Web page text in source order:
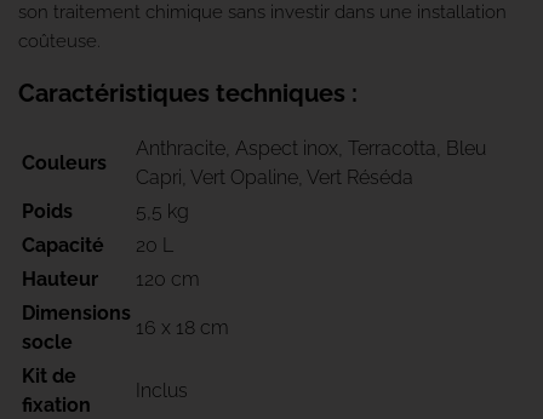
son traitement chimique sans investir dans une installation
coûteuse.
Caractéristiques techniques :
Couleurs
Anthracite, Aspect inox, Terracotta, Bleu
Capri, Vert Opaline, Vert Réséda
Poids
5,5 kg
Capacité
20 L
Hauteur
120 cm
Dimensions
socle
16 x 18 cm
Kit de
fixation
Inclus